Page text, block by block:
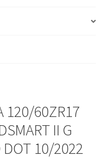
120/60ZR17
II G
DOT 10/2022